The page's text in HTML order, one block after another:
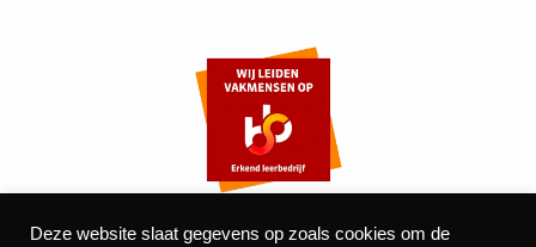
Deze website slaat gegevens op zoals cookies om de